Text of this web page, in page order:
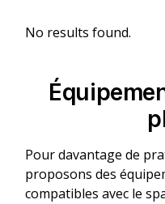
No results found.
Pour davantage de
proposons des
compatibles avec le